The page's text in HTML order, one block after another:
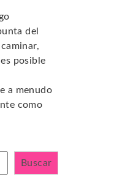
del
posible
a menudo
como
Buscar